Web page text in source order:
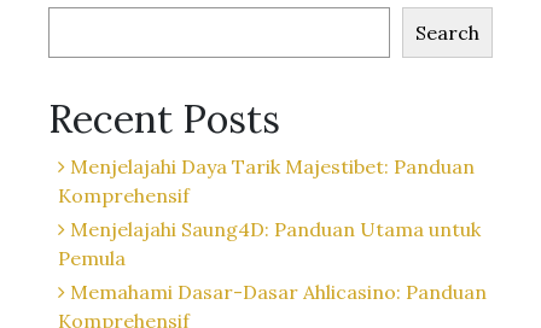
Search
Recent Posts
Menjelajahi Daya Tarik Majestibet: Panduan
Komprehensif
Menjelajahi Saung4D: Panduan Utama untuk
Pemula
Memahami Dasar-Dasar Ahlicasino: Panduan
Komprehensif